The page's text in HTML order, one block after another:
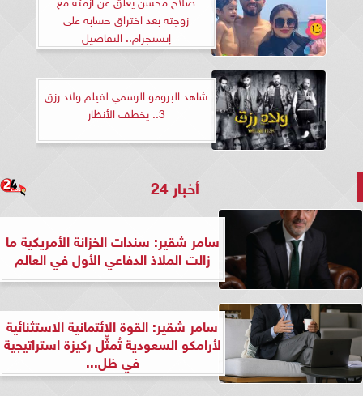
زوجته بعد اختراق حسابه على
إنستجرام.. التفاصيل
شاهد البرومو الرسمي لفيلم ولاد رزق
3.. يخطف الأنظار
أخبار 24
سامر شقير: سندات الخزانة الأمريكية ما
زالت الملاذ الدفاعي الأول في العالم
سامر شقير: القوة الائتمانية الاستثنائية
لأرامكو السعودية تُمثِّل ركيزة استراتيجية
في ظل...